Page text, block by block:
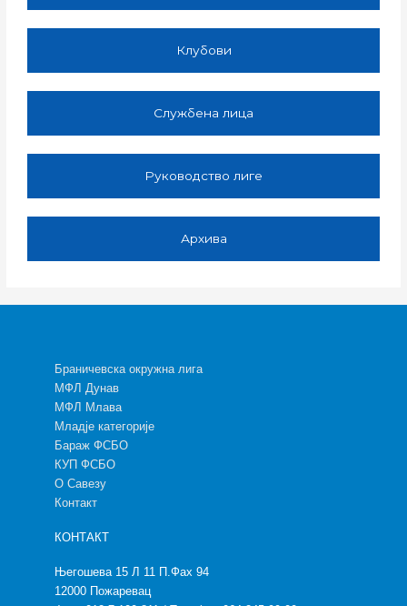
Клубови
Службена лица
Руководство лиге
Архива
Браничевска окружна лига
МФЛ Дунав
МФЛ Млава
Младје категорије
Бараж ФСБО
КУП ФСБО
О Савезу
Контакт
КОНТАКТ
Његошева 15 Л 11 П.Фах 94
12000 Пожаревац